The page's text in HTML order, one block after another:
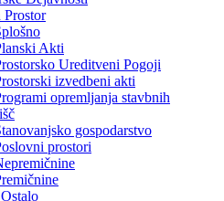
Akti
Ureditveni Pogoji
izvedbeni akti
opremljanja stavbnih
gospodarstvo
prostori